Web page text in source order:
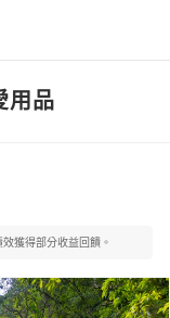
用品
獲得部分收益回饋。